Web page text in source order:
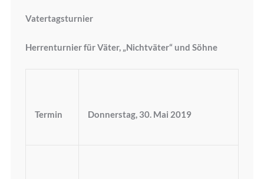
Vatertagsturnier
Herrenturnier für Väter, „Nichtväter“ und Söhne
Termin Donnerstag, 30. Mai 2019